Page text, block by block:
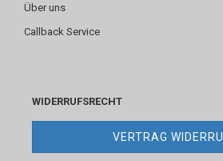
Über uns
Callback Service
WIDERRUFSRECHT
VERTRAG